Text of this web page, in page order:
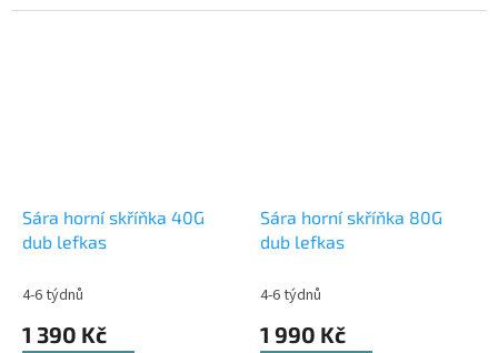
Sára horní skříňka 40G
dub lefkas
4-6 týdnů
1 390 Kč
Sára horní skříňka 80G
dub lefkas
4-6 týdnů
1 990 Kč